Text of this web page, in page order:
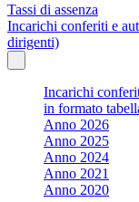
Tassi di assenza
Incarichi conferiti e
dirigenti)
Incarichi
in formato
Anno 2026
Anno 2025
Anno 2024
Anno 2021
Anno 2020